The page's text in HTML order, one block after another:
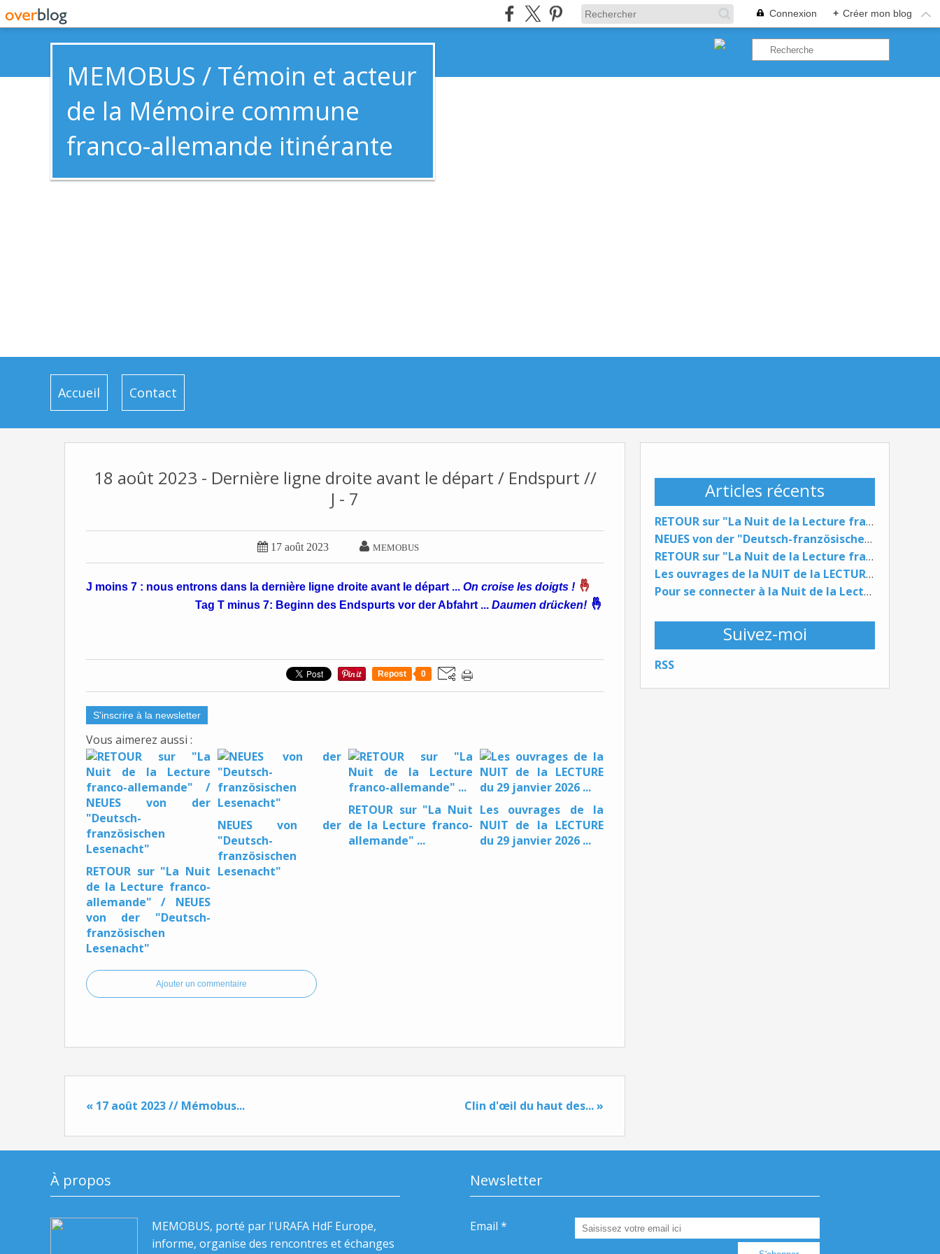
Connexion + Créer mon blog
MEMOBUS / Témoin et acteur
de la Mémoire commune
franco-allemande itinérante
Accueil Contact
Articles récents
RETOUR sur "La Nuit de la Lecture franco-allemande" / NEUES von der "Deutsch-französischen Lesenacht"
NEUES von der "Deutsch-französischen Lesenacht"
RETOUR sur "La Nuit de la Lecture franco-allemande" ...
Les ouvrages de la NUIT de la LECTURE du 29 janvier 2026 ...
Pour se connecter à la Nuit de la Lecture FR DE (29 janvier 2026) ...
Suivez-moi
RSS
18 août 2023 - Dernière ligne droite avant le départ / Endspurt //
J - 7
 17 août 2023  MEMOBUS
J moins 7 : nous entrons dans la dernière ligne droite avant le départ ... On croise les doigts ! 🤞
Tag T minus 7: Beginn des Endspurts vor der Abfahrt ... Daumen drücken! 🤞
Repost 0
S'inscrire à la newsletter
Vous aimerez aussi :
RETOUR sur "La Nuit
de la Lecture franco-
allemande" / NEUES
von der "Deutsch-
französischen
Lesenacht"
NEUES von der
"Deutsch-
französischen
Lesenacht"
RETOUR sur "La Nuit
de la Lecture franco-
allemande" ...
Les ouvrages de la
NUIT de la LECTURE
du 29 janvier 2026 ...
Ajouter un commentaire
« 17 août 2023 // Mémobus... Clin d'œil du haut des... »
À propos
MEMOBUS, porté par l'URAFA HdF Europe,
informe, organise des rencontres et échanges
Newsletter
Email